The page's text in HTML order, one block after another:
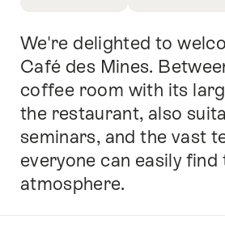
About
Map
About
Opening
Intro
We're delighted to
Café des Mines.
coffee room with its
the restaurant, also
seminars, and the vast
everyone can easily find
atmosphere.